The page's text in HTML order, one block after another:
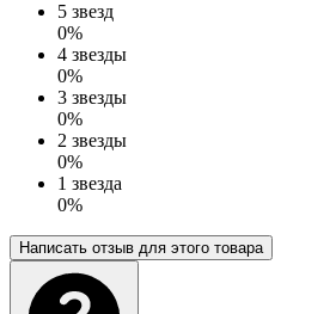
5 звезд
0%
4 звезды
0%
3 звезды
0%
2 звезды
0%
1 звезда
0%
Написать отзыв для этого товара